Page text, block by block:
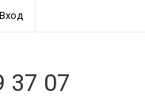
Вход
37 07